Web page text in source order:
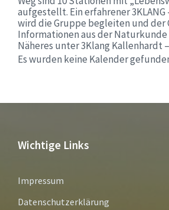
aufgestellt. Ein erfahrener
wird die Gruppe begleiten und der
Informationen aus der Naturkunde
Näheres unter 3Klang Kallenhardt
Es wurden keine Kalender
Wichtige Links
Impressum
Datenschutzerklärung